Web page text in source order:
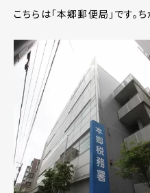
こちらは「本郷郵便局」です